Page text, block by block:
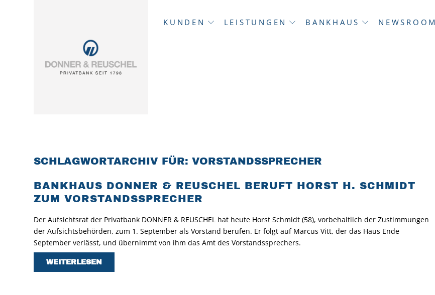
KUNDEN LEISTUNGEN BANKHAUS NEWSROOM
SCHLAGWORTARCHIV FÜR: VORSTANDSSPRECHER
BANKHAUS DONNER & REUSCHEL BERUFT HORST H. SCHMIDT
ZUM VORSTANDSSPRECHER
Der Aufsichtsrat der Privatbank DONNER & REUSCHEL hat heute Horst Schmidt (58), vorbehaltlich der Zustimmungen
der Aufsichtsbehörden, zum 1. September als Vorstand berufen. Er folgt auf Marcus Vitt, der das Haus Ende
September verlässt, und übernimmt von ihm das Amt des Vorstandssprechers.
WEITERLESEN